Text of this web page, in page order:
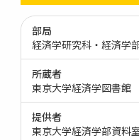
部局
経済学研究科・経済学
所蔵者
東京大学経済学図書館
提供者
東京大学経済学部資料